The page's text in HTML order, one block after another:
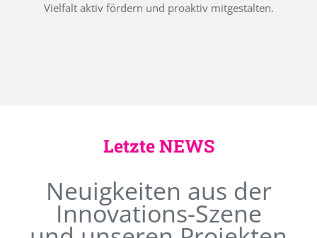
Vielfalt aktiv fördern und proaktiv mitgestalten.
Letzte NEWS
Neuigkeiten aus der
Innovations-Szene